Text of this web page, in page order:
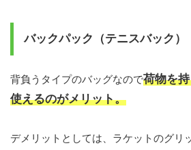
バックパック（テニスバック）
背負うタイプのバッグなので荷物を
使えるのがメリット。
デメリットとしては、ラケットのグリ